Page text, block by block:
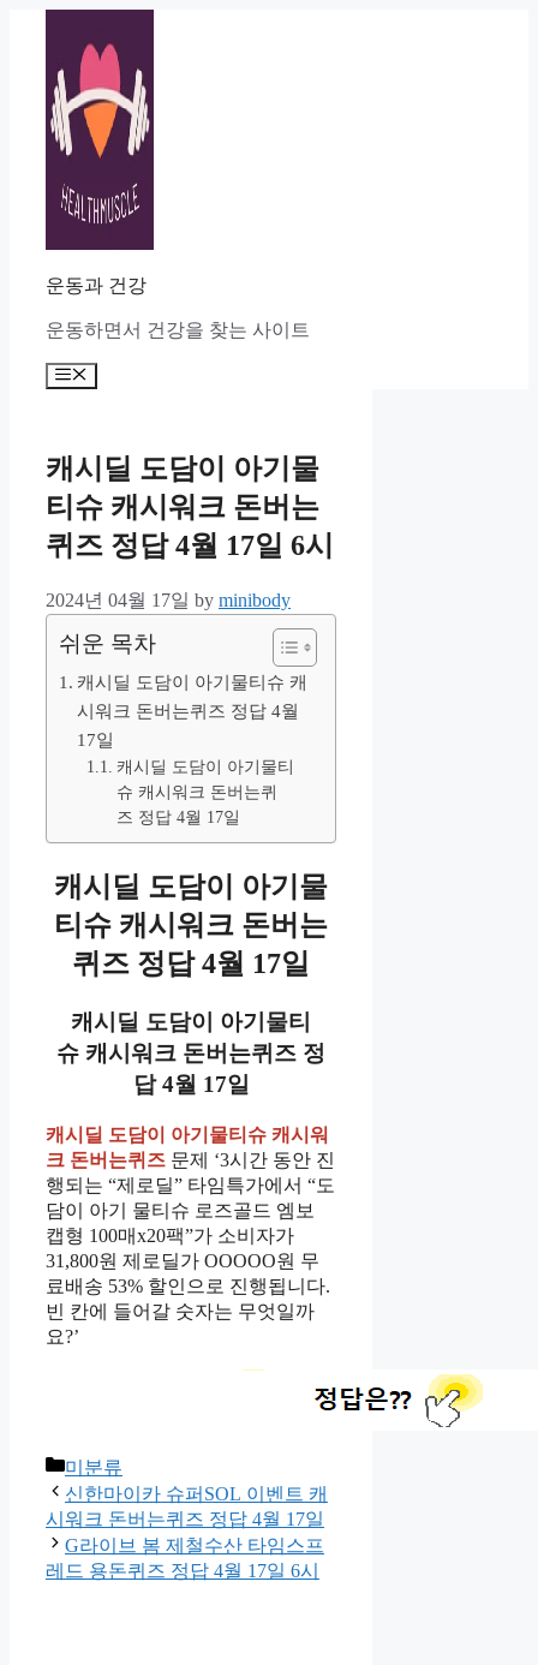
운동과 건강
운동하면서 건강을 찾는 사이트
Menu
캐시딜 도담이 아기물
티슈 캐시워크 돈버는
퀴즈 정답 4월 17일 6시
2024년 04월 17일 by minibody
쉬운 목차
캐시딜 도담이 아기물티슈 캐
시워크 돈버는퀴즈 정답 4월
17일
캐시딜 도담이 아기물티
슈 캐시워크 돈버는퀴
즈 정답 4월 17일
캐시딜 도담이 아기물
티슈 캐시워크 돈버는
퀴즈 정답 4월 17일
캐시딜 도담이 아기물티
슈 캐시워크 돈버는퀴즈 정
답 4월 17일
캐시딜 도담이 아기물티슈 캐시워
크 돈버는퀴즈 문제 ‘3시간 동안 진
행되는 “제로딜” 타임특가에서 “도
담이 아기 물티슈 로즈골드 엠보
캡형 100매x20팩”가 소비자가
31,800원 제로딜가 OOOOO원 무
료배송 53% 할인으로 진행됩니다.
빈 칸에 들어갈 숫자는 무엇일까
요?’
Categories
미분류
신한마이카 슈퍼SOL 이벤트 캐
시워크 돈버는퀴즈 정답 4월 17일
G라이브 봄 제철수산 타임스프
레드 용돈퀴즈 정답 4월 17일 6시